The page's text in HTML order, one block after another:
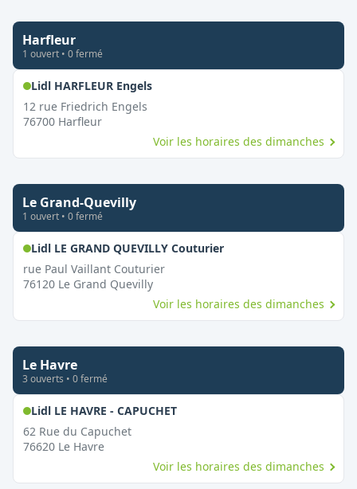
Harfleur
1 ouvert • 0fermé
Lidl HARFLEUR Engels,
12 rue Friedrich Engels
76700 Harfleur
Voir les horaires des dimanches
Le Grand-Quevilly
1 ouvert • 0fermé
Lidl LE GRAND QUEVILLY Couturier,
rue Paul Vaillant Couturier
76120 Le Grand Quevilly
Voir les horaires des dimanches
Le Havre
3 ouverts • 0fermé
Lidl LE HAVRE - CAPUCHET,
62 Rue du Capuchet
76620 Le Havre
Voir les horaires des dimanches